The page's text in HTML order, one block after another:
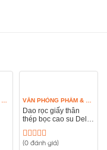
Dao rọc giấy thân
thép bọc cao su Deli
Được
(0 đánh giá)